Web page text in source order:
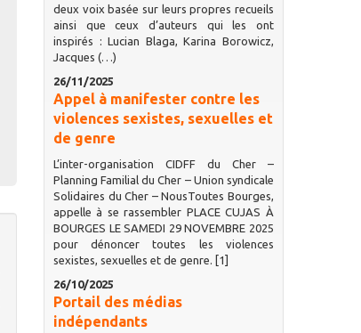
deux voix basée sur leurs propres recueils
ainsi que ceux d’auteurs qui les ont
inspirés : Lucian Blaga, Karina Borowicz,
Jacques (…)
26/11/2025
Appel à manifester contre les
violences sexistes, sexuelles et
de genre
L’inter-organisation CIDFF du Cher –
Planning Familial du Cher – Union syndicale
Solidaires du Cher – NousToutes Bourges,
appelle à se rassembler PLACE CUJAS À
BOURGES LE SAMEDI 29 NOVEMBRE 2025
pour dénoncer toutes les violences
sexistes, sexuelles et de genre. [1]
26/10/2025
Portail des médias
indépendants